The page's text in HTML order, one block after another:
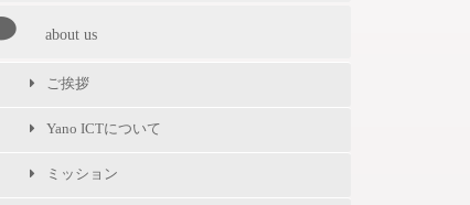
about us
ご挨拶
Yano ICTについて
ミッション